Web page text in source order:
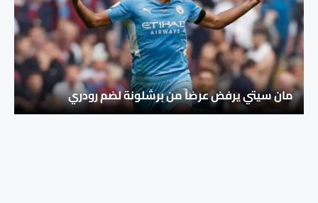
مان سيتي يرفض عرضاً من برشلونة لضم رودري